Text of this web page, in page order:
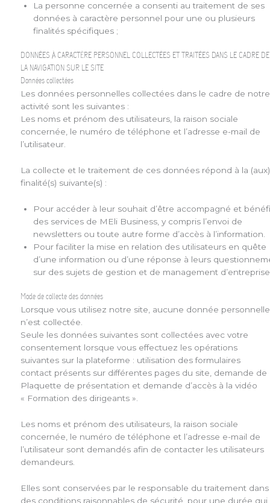
La personne concernée a consenti au traitement de ses
données à caractère personnel pour une ou plusieurs
finalités spécifiques ;
DONNÉES À CARACTÈRE PERSONNEL COLLECTÉES ET TRAITÉES DANS LE CADRE DE
LA NAVIGATION SUR LE SITE
Données collectées
Les données personnelles collectées dans le cadre de notre
activité sont les suivantes :
Les noms et prénom des utilisateurs, la raison sociale
concernée, le numéro de téléphone et l’adresse e-mail de
l’utilisateur.
La collecte et le traitement de ces données répond à la (aux)
finalité(s) suivante(s) :
Pour accéder à leur souhait d’être accompagné et
des services de MEli Business, y compris l’envoi de
newsletters ou toute autre forme d’accès à l’information.
Pour faciliter la mise en relation des utilisateurs en quête
d’une information ou d’une réponse à leurs
sur des sujets de gestion et de management
Mode de collecte des données
Lorsque vous utilisez notre site, aucune donnée personnelle
n’est collectée.
Seule les données suivantes sont collectées avec votre
consentement lorsque vous effectuez les opérations
suivantes sur la plateforme : utilisation des formulaires
contact présents sur différentes pages du site, demande de
Plaquette de présentation et demande d’accès à la vidéo
« Formation des dirigeants ».
Les noms et prénom des utilisateurs, la raison sociale
concernée, le numéro de téléphone et l’adresse e-mail de
l’utilisateur sont demandés afin de contacter les utilisateurs
demandeurs.
Elles sont conservées par le responsable du traitement dans
des conditions raisonnables de sécurité, pour une durée qui